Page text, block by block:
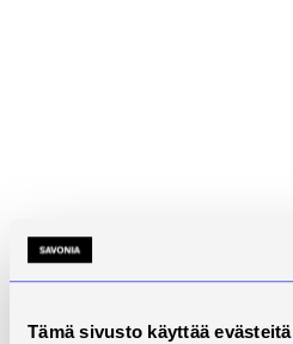
Tämä sivusto käyttää evästeitä